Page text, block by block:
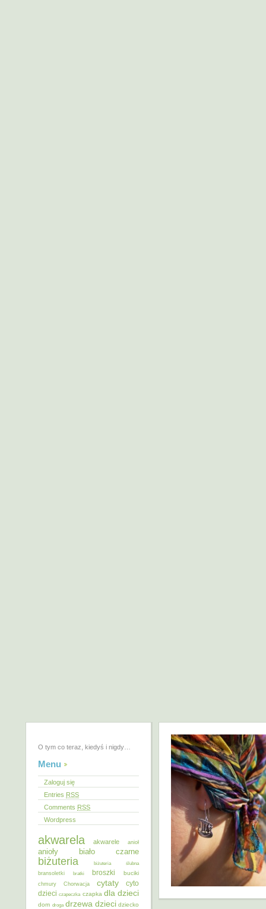
O tym co teraz, kiedyś i nigdy…
Menu
Zaloguj się
Entries RSS
Comments RSS
Wordpress
akwarela akwarele anioł
anioły biało czarne
biżuteria
biżuteria ślubna
bransoletki
bratki broszki buciki
chmury Chorwacja cytaty
cyto
dzieci czapeczka czapka dla dzieci
dom droga drzewa dzieci dziecko